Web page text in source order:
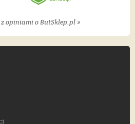
opiniami o ButSklep.pl »